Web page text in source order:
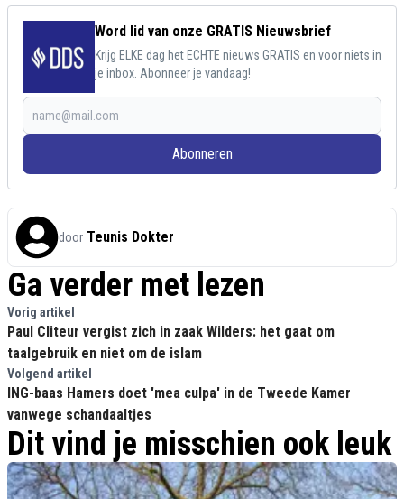
Word lid van onze GRATIS Nieuwsbrief
Krijg ELKE dag het ECHTE nieuws GRATIS en voor niets in
je inbox. Abonneer je vandaag!
Abonneren
door Teunis Dokter
Ga verder met lezen
Vorig artikel
Paul Cliteur vergist zich in zaak Wilders: het gaat om
taalgebruik en niet om de islam
Volgend artikel
ING-baas Hamers doet 'mea culpa' in de Tweede Kamer
vanwege schandaaltjes
Dit vind je misschien ook leuk